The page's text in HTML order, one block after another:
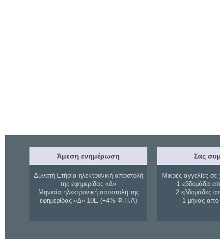
Άμεση ενημέρωση
Δυνατή Ετήσια ηλεκτρονική αποστολή
της εφημερίδας «Δ»
Μηνιαία ηλεκτρονική αποστολή της
εφημερίδας «Δ» 10Ε (+4% Φ.Π.Α)
Σας
Μικρές αγγελίες σε
1 εβδομάδα
2 εβδομάδες
1 μήνας